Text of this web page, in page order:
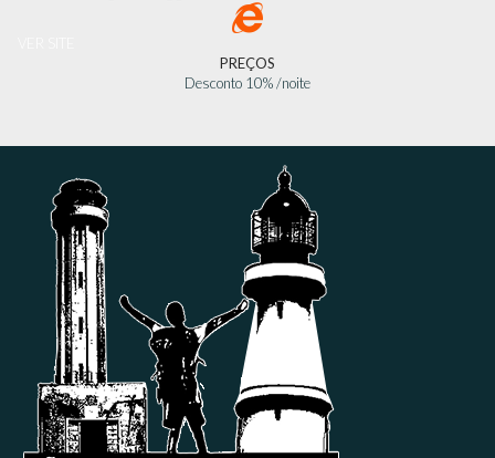

PREÇOS
Desconto 10% /noite